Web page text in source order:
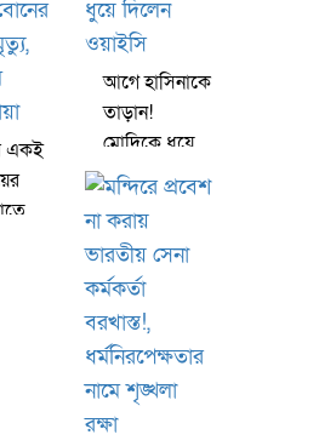
পরিকল্পনা
একই
আগে হাসিনাকে
তাড়ান!
মোদিকে ধুয়ে
দিলেন ওয়াইসি